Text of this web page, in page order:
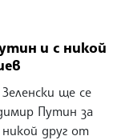
и с никой
ще се
Путин за
друг от